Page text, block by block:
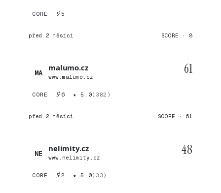
CORE 5
před 2 měsíci SCORE · 8
MA
malumo.cz
www.malumo.cz
61
CORE 6 ★ 5,0(382)
před 2 měsíci SCORE · 61
NE
nelimity.cz
www.nelimity.cz
48
CORE 2 ★ 5,0(33)